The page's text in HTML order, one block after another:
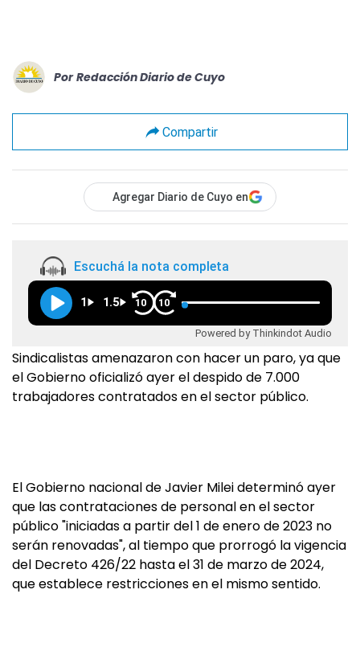
Por Redacción Diario de Cuyo
Compartir
Agregar Diario de Cuyo en
Escuchá la nota completa
1 1.5 10 10
Powered by Thinkindot Audio
Sindicalistas amenazaron con hacer un paro, ya que
el Gobierno oficializó ayer el despido de 7.000
trabajadores contratados en el sector público.
El Gobierno nacional de Javier Milei determinó ayer
que las contrataciones de personal en el sector
público "iniciadas a partir del 1 de enero de 2023 no
serán renovadas", al tiempo que prorrogó la vigencia
del Decreto 426/22 hasta el 31 de marzo de 2024,
que establece restricciones en el mismo sentido.